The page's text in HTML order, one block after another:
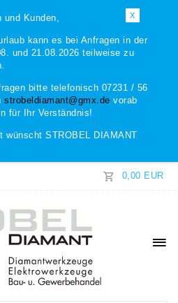
X
und Kunden,
kann es bei Anfragen in der
und 21.08.2026 teilweise zu
bitte telefonisch 07231 / 56
strobeldiamant@gmx.de vorab
für Ihr Verständnis!
wünscht STROBEL DIAMANT
0,00 EUR